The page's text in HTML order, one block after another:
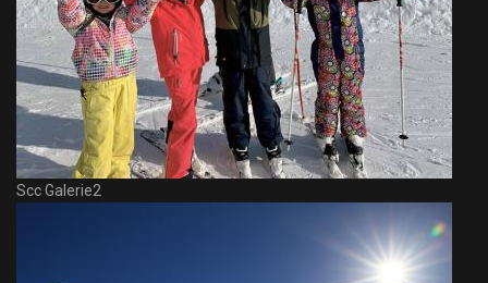
Scc Galerie2